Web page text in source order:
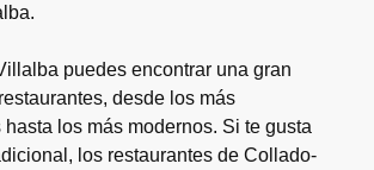
puedes encontrar una gran
desde los más
los más modernos. Si te gusta
los restaurantes de Collado-